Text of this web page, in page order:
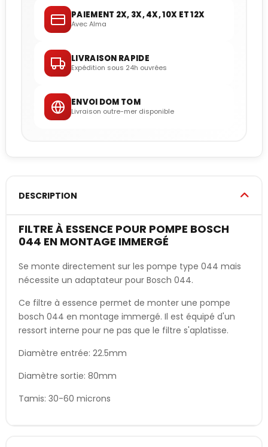
PAIEMENT 2X, 3X, 4X, 10X ET 12X
Avec Alma
LIVRAISON RAPIDE
Expédition sous 24h ouvrées
ENVOI DOM TOM
Livraison outre-mer disponible
DESCRIPTION
FILTRE À ESSENCE POUR POMPE BOSCH
044 EN MONTAGE IMMERGÉ
Se monte directement sur les pompe type 044 mais
nécessite un adaptateur pour Bosch 044.
Ce filtre à essence permet de monter une pompe
bosch 044 en montage immergé. Il est équipé d'un
ressort interne pour ne pas que le filtre s'aplatisse.
Diamètre entrée: 22.5mm
Diamètre sortie: 80mm
Tamis: 30-60 microns